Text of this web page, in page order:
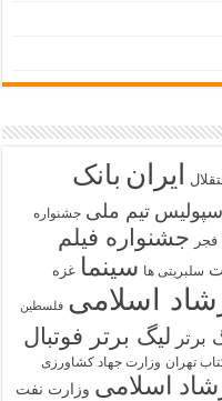
ایران بانک
تیم ملی جشنواره
جشنواره فیلم
سلبریتی ها سینما غزه
اسلامی فلسطین
برتر لیگ برتر فوتبال
تهران وزارت جهاد کشاورزی
اسلامی وزارت نفت